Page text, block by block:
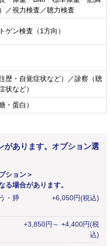
／視力検査／聴力検査
ゲン検査（1方向）
歴・自覚症状など）／診察（聴
状など）
・蛋白）
があります。オプション選
ション＞
る場合があります。
・膵
+6,050円(税込)
+3,850円 ～ +4,400円(税
込)